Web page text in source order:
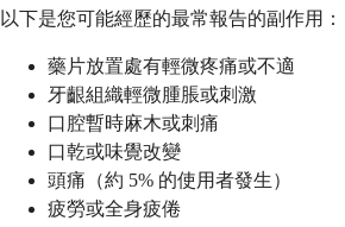
以下是您可能經歷的最常報告的副作用：
藥片放置處有輕微疼痛或不適
牙齦組織輕微腫脹或刺激
口腔暫時麻木或刺痛
口乾或味覺改變
頭痛（約 5% 的使用者發生）
疲勞或全身疲倦